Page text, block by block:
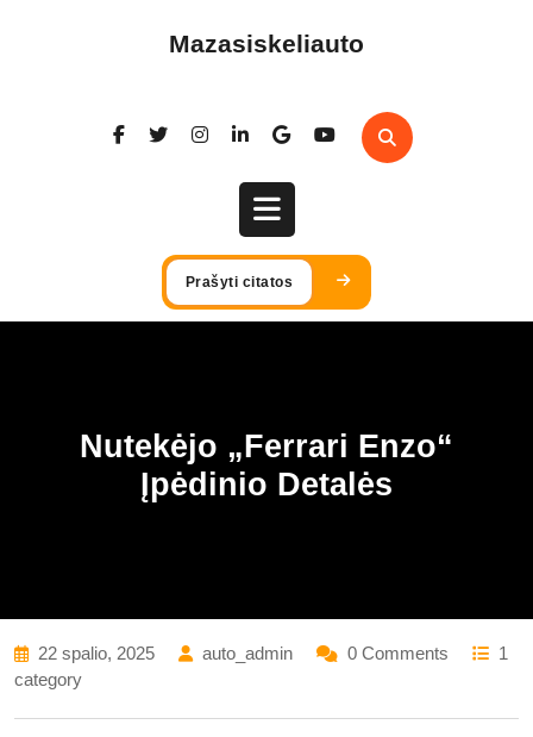
Mazasiskeliauto
Open
Button
Prašyti citatos
Nutekėjo „Ferrari Enzo“
Įpėdinio Detalės
22 spalio, 2025 auto_admin 0 Comments
1
category